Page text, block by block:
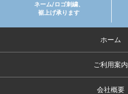
ネーム/ロゴ刺繍、
裾上げ承ります
ホーム
ご利用案内
会社概要